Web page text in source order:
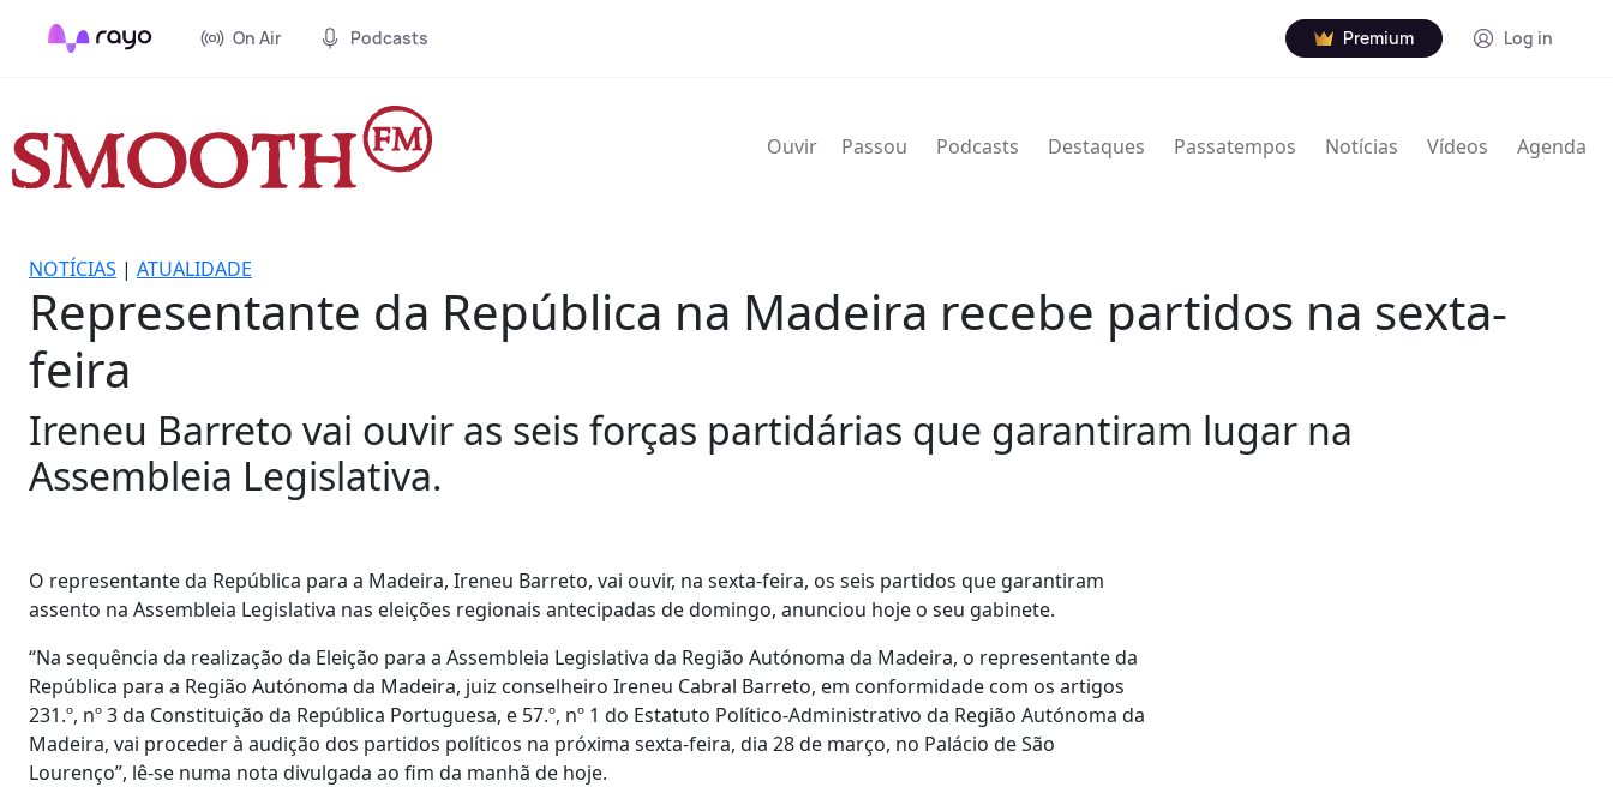
On Air Podcasts Premium Log in
Ouvir Passou Podcasts Destaques Passatempos Notícias Vídeos Agenda
NOTÍCIAS | ATUALIDADE
Representante da República na Madeira recebe partidos na sexta-
feira
Ireneu Barreto vai ouvir as seis forças partidárias que garantiram lugar na
Assembleia Legislativa.
O representante da República para a Madeira, Ireneu Barreto, vai ouvir, na sexta-feira, os seis partidos que garantiram
assento na Assembleia Legislativa nas eleições regionais antecipadas de domingo, anunciou hoje o seu gabinete.
“Na sequência da realização da Eleição para a Assembleia Legislativa da Região Autónoma da Madeira, o representante da
República para a Região Autónoma da Madeira, juiz conselheiro Ireneu Cabral Barreto, em conformidade com os artigos
231.º, nº 3 da Constituição da República Portuguesa, e 57.º, nº 1 do Estatuto Político-Administrativo da Região Autónoma da
Madeira, vai proceder à audição dos partidos políticos na próxima sexta-feira, dia 28 de março, no Palácio de São
Lourenço”, lê-se numa nota divulgada ao fim da manhã de hoje.